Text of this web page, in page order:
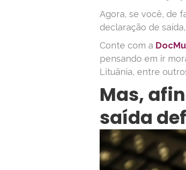
Agora, se você, de
declaração de
Conte com a
pensando em ir
Lituânia, entre
Mas,
saída